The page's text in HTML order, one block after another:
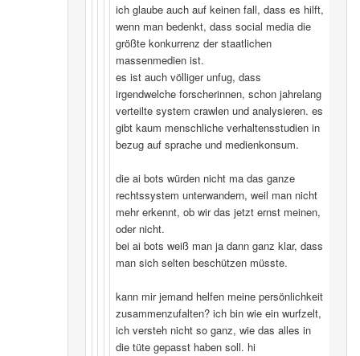
ich glaube auch auf keinen fall, dass es hilft,
wenn man bedenkt, dass social media die
größte konkurrenz der staatlichen
massenmedien ist.
es ist auch völliger unfug, dass
irgendwelche forscherinnen, schon jahrelang
verteilte system crawlen und analysieren. es
gibt kaum menschliche verhaltensstudien in
bezug auf sprache und medienkonsum.
die ai bots würden nicht ma das ganze
rechtssystem unterwandern, weil man nicht
mehr erkennt, ob wir das jetzt ernst meinen,
oder nicht.
bei ai bots weiß man ja dann ganz klar, dass
man sich selten beschützen müsste.
kann mir jemand helfen meine persönlichkeit
zusammenzufalten? ich bin wie ein wurfzelt,
ich versteh nicht so ganz, wie das alles in
die tüte gepasst haben soll. hi